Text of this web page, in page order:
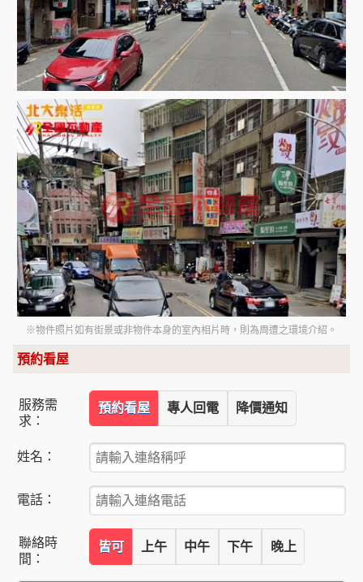
※物件照片如有街景或非物件本身的室內相片時，則為周遭之環境介紹。
預約看屋
服務需
求：
預約看屋 專人回電 降價通知
姓名：
電話：
聯絡時
間：
皆可 上午 中午 下午 晚上